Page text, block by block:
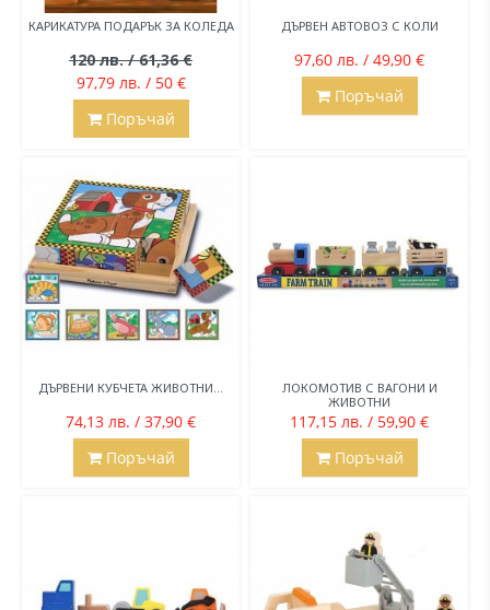
КАРИКАТУРА ПОДАРЪК ЗА КОЛЕДА
120 лв. / 61,36 €
97,79 лв. / 50 €
Поръчай
ДЪРВЕН АВТОВОЗ С КОЛИ
97,60 лв. / 49,90 €
Поръчай
ДЪРВЕНИ КУБЧЕТА ЖИВОТНИ...
74,13 лв. / 37,90 €
Поръчай
ЛОКОМОТИВ С ВАГОНИ И
ЖИВОТНИ
117,15 лв. / 59,90 €
Поръчай